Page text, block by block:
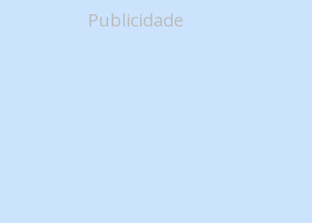
Publicidade